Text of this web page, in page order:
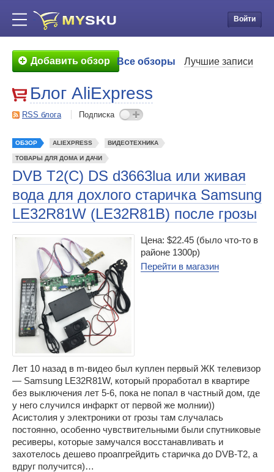
Войти
Добавить обзор Все обзоры Лучшие записи
Блог AliExpress
RSS блога Подписка
ОБЗОР ALIEXPRESS ВИДЕОТЕХНИКА
ТОВАРЫ ДЛЯ ДОМА И ДАЧИ
DVB T2(C) DS d3663lua или живая
вода для дохлого старичка Samsung
LE32R81W (LE32R81B) после грозы
Цена: $22.45 (было что-то в
районе 1300р)
Перейти в магазин
Лет 10 назад в m-видео был куплен первый ЖК телевизор
— Samsung LE32R81W, который проработал в квартире
без выключения лет 5-6, пока не попал в частный дом, где
у него случился инфаркт от первой же молнии))
Асистолия у электроники от грозы там случалась
постоянно, особенно чувствительными были спутниковые
ресиверы, которые замучался восстанавливать и
захотелось дешево проапгрейдить старичка до DVB-T2, а
вдруг получится)…